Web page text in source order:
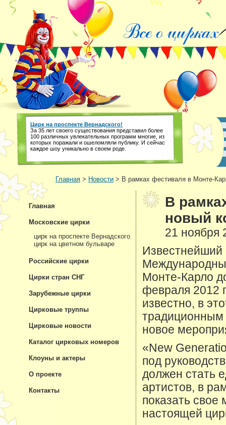
Цирк на проспекте Вернадского!
За 35 лет своего существования представил более
100 различных увлекательных программ многие, из
которых поражали и ошеломляли публику. И сейчас
каждое шоу уникально в своем роде.
Главная > Новости > В рамках фестиваля в Монте-
В
новый
21 ноября
Монте-Карло
февраля 2012
известно, в
традиционным
новое
«New
под
должен стать
артистов, в
показать
настоящей
Главная
Московские цирки
цирк на проспекте Вернадского
цирк на цветном бульваре
Российские цирки
Цирки стран СНГ
Зарубежные цирки
Цирковые труппы
Цирковые новости
Каталог цирковых номеров
Клоуны и актеры
О проекте
Контакты